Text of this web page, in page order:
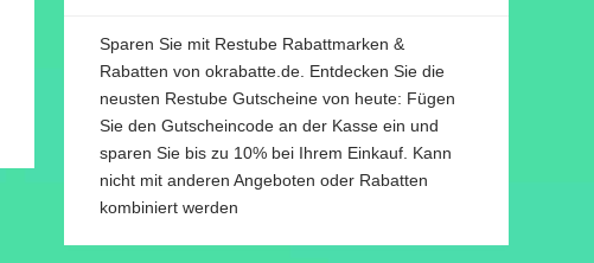
Sparen Sie mit Restube Rabattmarken &
Rabatten von okrabatte.de. Entdecken Sie die
neusten Restube Gutscheine von heute: Fügen
Sie den Gutscheincode an der Kasse ein und
sparen Sie bis zu 10% bei Ihrem Einkauf. Kann
nicht mit anderen Angeboten oder Rabatten
kombiniert werden